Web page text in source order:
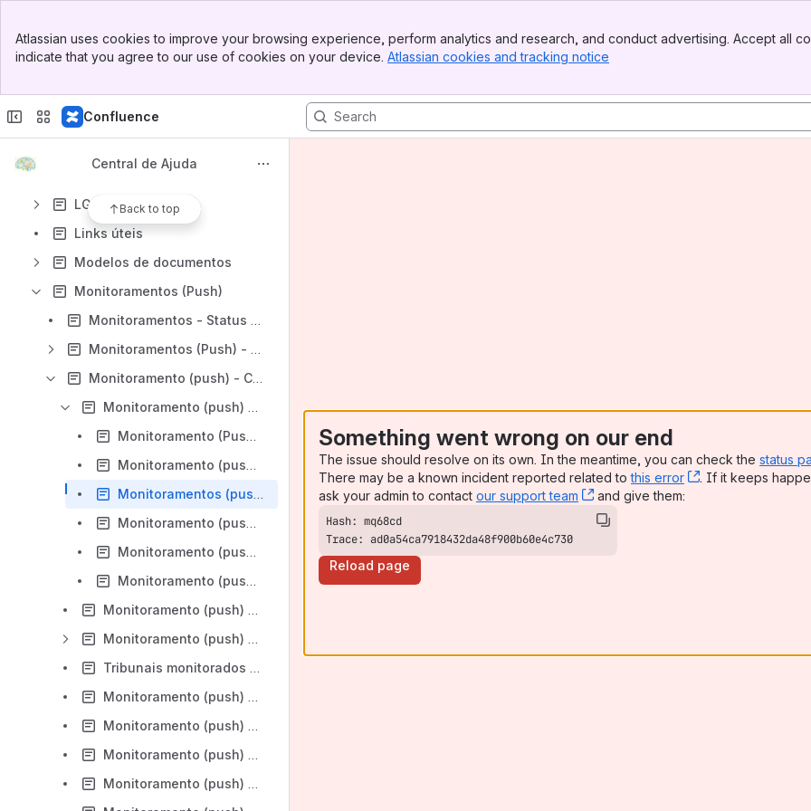
Top Bar
Sidebar
Atlassian uses cookies to improve your browsing experience, perform analytics and research, and conduct advertising. Accept all
indicate that you agree to our use of cookies on your device. Atlassian cookies and tracking notice
Confluence
Central de Ajuda
Back to top
Financeiro
Importação de dados
Inteligência artificial
LGPD
Links úteis
Modelos de documentos
Monitoramentos (Push)
Monitoramentos - Status das capturas
Monitoramentos (Push) - Captura de processos - por OAB
Monitoramento (push) - Captura de processo - por número do processo
Monitoramento (push) - Captura individual por número de processo
Monitoramento (Push) - Como cadastrar o monitoramento de processos
Monitoramento (push) - Como cadastrar a captura de andamentos pelo resumo do processo?
Monitoramentos (push) - Como configurar captura processual no cadastro do processo.
Monitoramento (push)- Como desabilitar um monitoramento?
Monitoramento (push) - Como reativar um monitoramento desabilitado?
Monitoramento (push) - Monitoramento de processos por Justiça/Órgão
Monitoramento (push) - Monitoramento de processos em lote por planilha com CNJ
Monitoramento (push) - Monitorando processos em segredo de justiça
Tribunais monitorados através de Robô - Judiciais
Monitoramento (push) - Como saber quantos processos estou monitorando?
Monitoramento (push) - Como monitorar processos utilizando o ADV?
Monitoramento (push) - Porque os envolvidos de minhas capturas são reconhecidos como terceiros?
Monitoramento (push) - Recebi a mensagem de que minha captura vai gerar custos adicionais. O que isso indica?
Something went wrong on our end
The issue should resolve on its own. In the meantime, you can check the status
There may be a known incident reported related tothis error , (opens new
. If it keeps
ask your admin to contact our support team , (opens new window)
and give them:
Trace: ad0a54ca7918432da48f900b60e4c730
Reload page